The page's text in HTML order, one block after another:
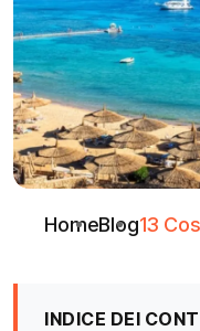
HomeBlog13
INDICE DEI